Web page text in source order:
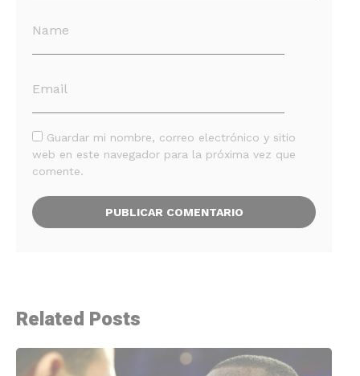
Guardar mi nombre, correo electrónico y sitio
web en este navegador para la próxima vez que
comente.
Related Posts